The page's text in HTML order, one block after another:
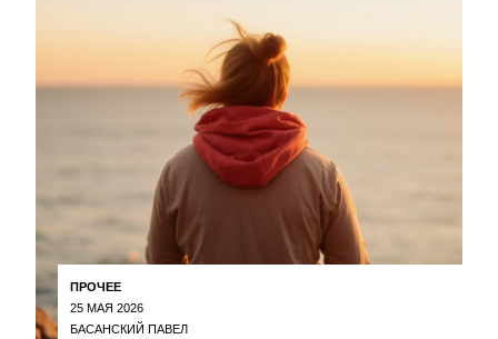
ПРОЧЕЕ
25 МАЯ 2026
БАСАНСКИЙ ПАВЕЛ